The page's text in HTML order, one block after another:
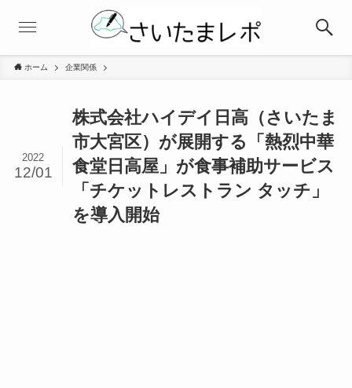
ホーム 企業関係
株式会社ハイデイ日高（さいたま
市大宮区）が展開する「熱烈中華
食堂日高屋」が食事補助サービス
「チケットレストラン タッチ」
を導入開始
2022
12/01